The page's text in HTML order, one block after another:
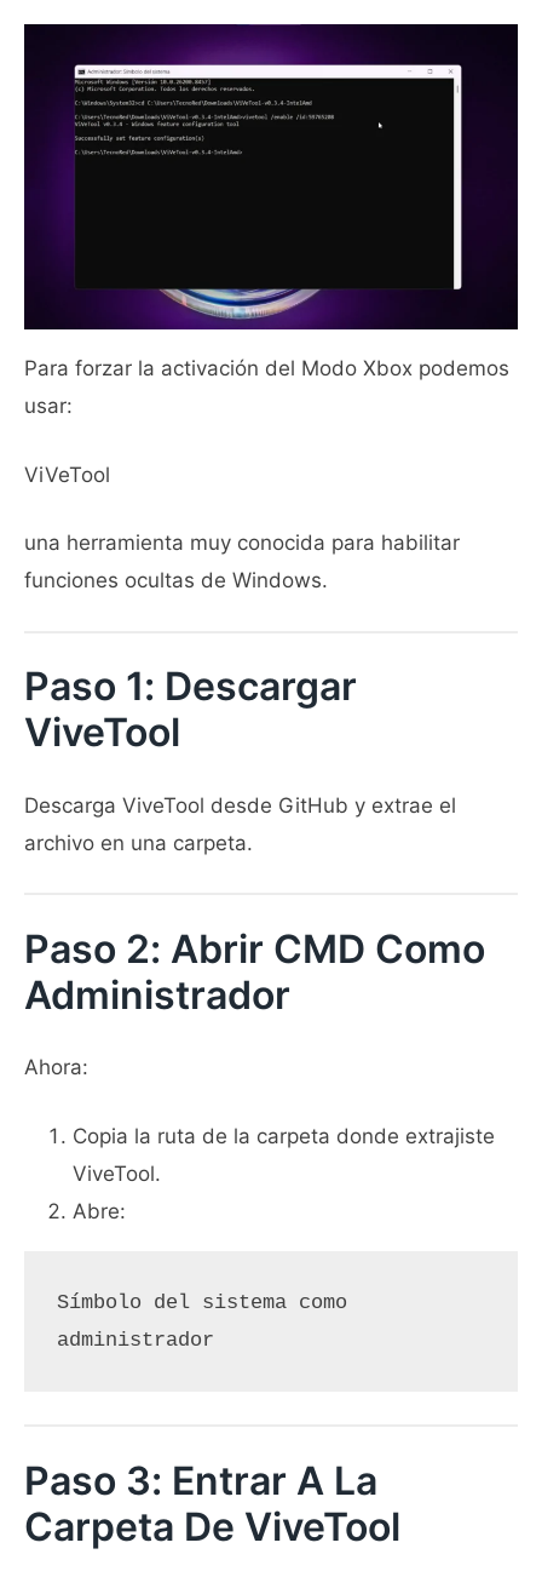
Para forzar la activación del Modo Xbox podemos
usar:
ViVeTool
una herramienta muy conocida para habilitar
funciones ocultas de Windows.
Paso 1: Descargar
ViveTool
Descarga ViveTool desde GitHub y extrae el
archivo en una carpeta.
Paso 2: Abrir CMD Como
Administrador
Ahora:
Copia la ruta de la carpeta donde extrajiste
ViveTool.
Abre:
Símbolo del sistema como
administrador
Paso 3: Entrar A La
Carpeta De ViveTool